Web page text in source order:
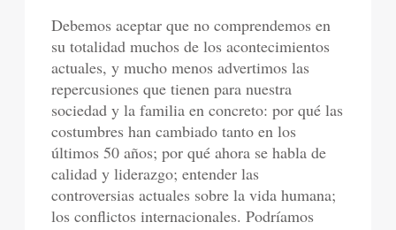
Debemos aceptar que no comprendemos en
su totalidad muchos de los acontecimientos
actuales, y mucho menos advertimos las
repercusiones que tienen para nuestra
sociedad y la familia en concreto: por qué las
costumbres han cambiado tanto en los
últimos 50 años; por qué ahora se habla de
calidad y liderazgo; entender las
controversias actuales sobre la vida humana;
los conflictos internacionales. Podríamos